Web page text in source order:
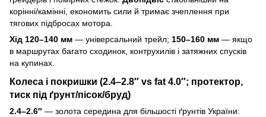
корінні/камінні, економить сили й тримає зчеплення при
тягових підбросах мотора.
Хід 120–140 мм — універсальний трейл; 150–160 мм — якщо
в маршрутах багато сходинок, контрухилів і затяжних спусків
на купинах.
Колеса і покришки (2.4–2.8″ vs fat 4.0″; протектор,
тиск під ґрунт/пісок/бруд)
2.4–2.6″ — золота середина для більшості ґрунтів України: